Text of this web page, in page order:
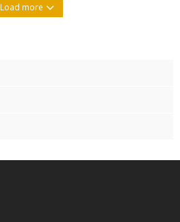
Load more